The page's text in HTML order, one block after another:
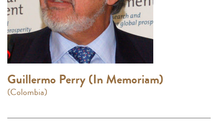
Guillermo Perry (In Memoriam)
(Colombia)